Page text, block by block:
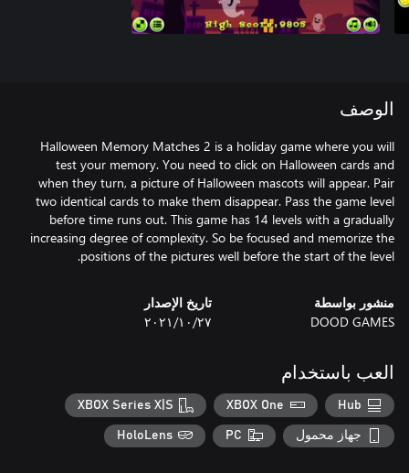
الوصف
Halloween Memory Matches 2 is a holiday game where you will
test your memory. You need to click on Halloween cards and
when they turn, a picture of Halloween mascots will appear. Pair
two identical cards to make them disappear. Pass the game level
before time runs out. This game has 14 levels with a gradually
increasing degree of complexity. So be focused and memorize the
positions of the pictures well before the start of the level.
منشور بواسطة
DOOD GAMES
تاريخ الإصدار
٢٧‏/١٠‏/٢٠٢١
العب باستخدام
Hub
XBOX One
XBOX Series X|S
جهاز محمول PC
HoloLens